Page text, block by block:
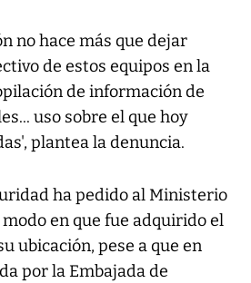
no hace más que dejar
de estos equipos en la
de información de
uso sobre el que hoy
plantea la denuncia.
ha pedido al Ministerio
en que fue adquirido el
ubicación, pese a que en
por la Embajada de